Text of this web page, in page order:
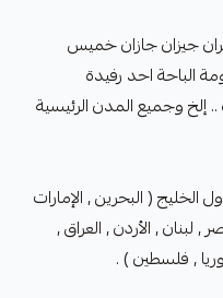
جيزان جازان خميس
الباحة احد رفيدة
إلخ وجميع المدن الرئيسية
الخليج ( البحرين , الإمارات
لبنان , الأردن , العراق ,
, فلسطين ) .